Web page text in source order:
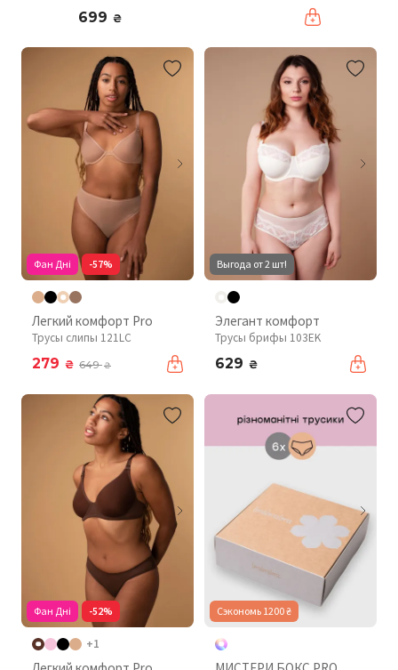
699 ₴
Фан Дні -57%
Легкий комфорт Pro
Трусы слипы 121LC
279 ₴ 649₴
Выгода от 2 шт!
Элегант комфорт
Трусы брифы 103EK
629 ₴
Фан Дні -52%
+1
Сэкономь 1200 ₴